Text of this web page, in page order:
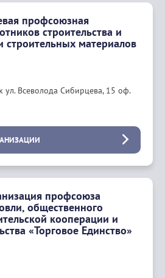
профсоюзная
строительства и
материалов
ул. Всеволода Сибирцева, 15 оф.
профсоюза
общественного
кооперации и
«Торговое Единство»